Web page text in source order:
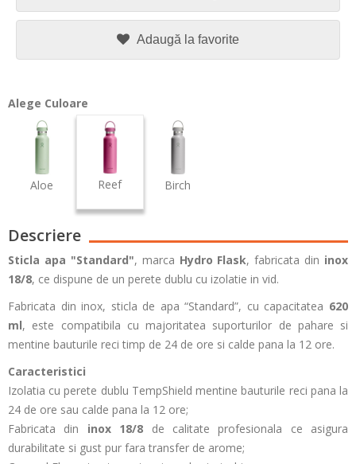
Adaugă la favorite
Alege Culoare
Aloe Reef Birch
Descriere
Sticla apa "Standard", marca Hydro Flask, fabricata din inox
18/8, ce dispune de un perete dublu cu izolatie in vid.
Fabricata din inox, sticla de apa “Standard”, cu capacitatea 620
ml, este compatibila cu majoritatea suporturilor de pahare si
mentine bauturile reci timp de 24 de ore si calde pana la 12 ore.
Caracteristici
Izolatia cu perete dublu TempShield mentine bauturile reci pana la
24 de ore sau calde pana la 12 ore;
Fabricata din inox 18/8 de calitate profesionala ce asigura
durabilitate si gust pur fara transfer de arome;